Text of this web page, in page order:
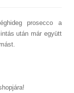
prosecco a
után már együtt